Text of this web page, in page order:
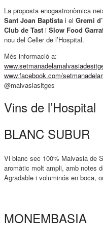
La proposta enogastronòmica
Sant Joan Baptista i el Gremi
Club de Tast i Slow Food
nou del Celler de l’Hospital.
Més informació a:
www.facebook.com/
@malvasiasitges
Vins de l’Hospital
BLANC SUBUR
Vi blanc sec 100% Malvasia de
aromàtic molt ampli, amb notes
Agradable i voluminós en boca,
MONEMBASIA